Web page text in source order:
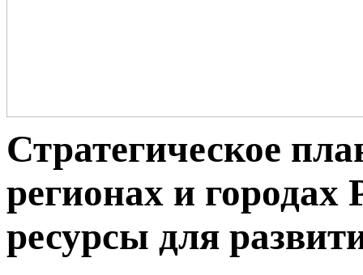
Стратегическое
регионах и городах
ресурсы для